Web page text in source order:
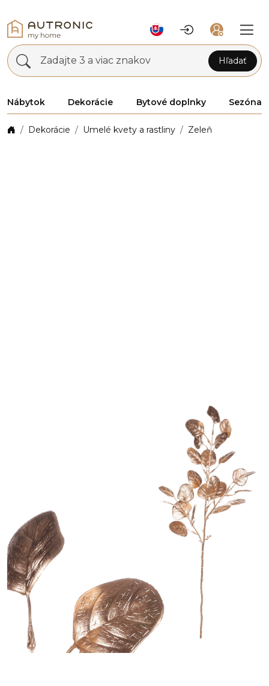
Zadajte 3 a viac znakov Hľadať
Nábytok Dekorácie Bytové doplnky Sezóna
Dekorácie Umelé kvety a rastliny Zeleň